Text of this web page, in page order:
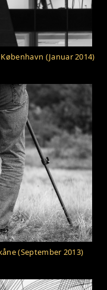
(Januar 2014)
(September 2013)